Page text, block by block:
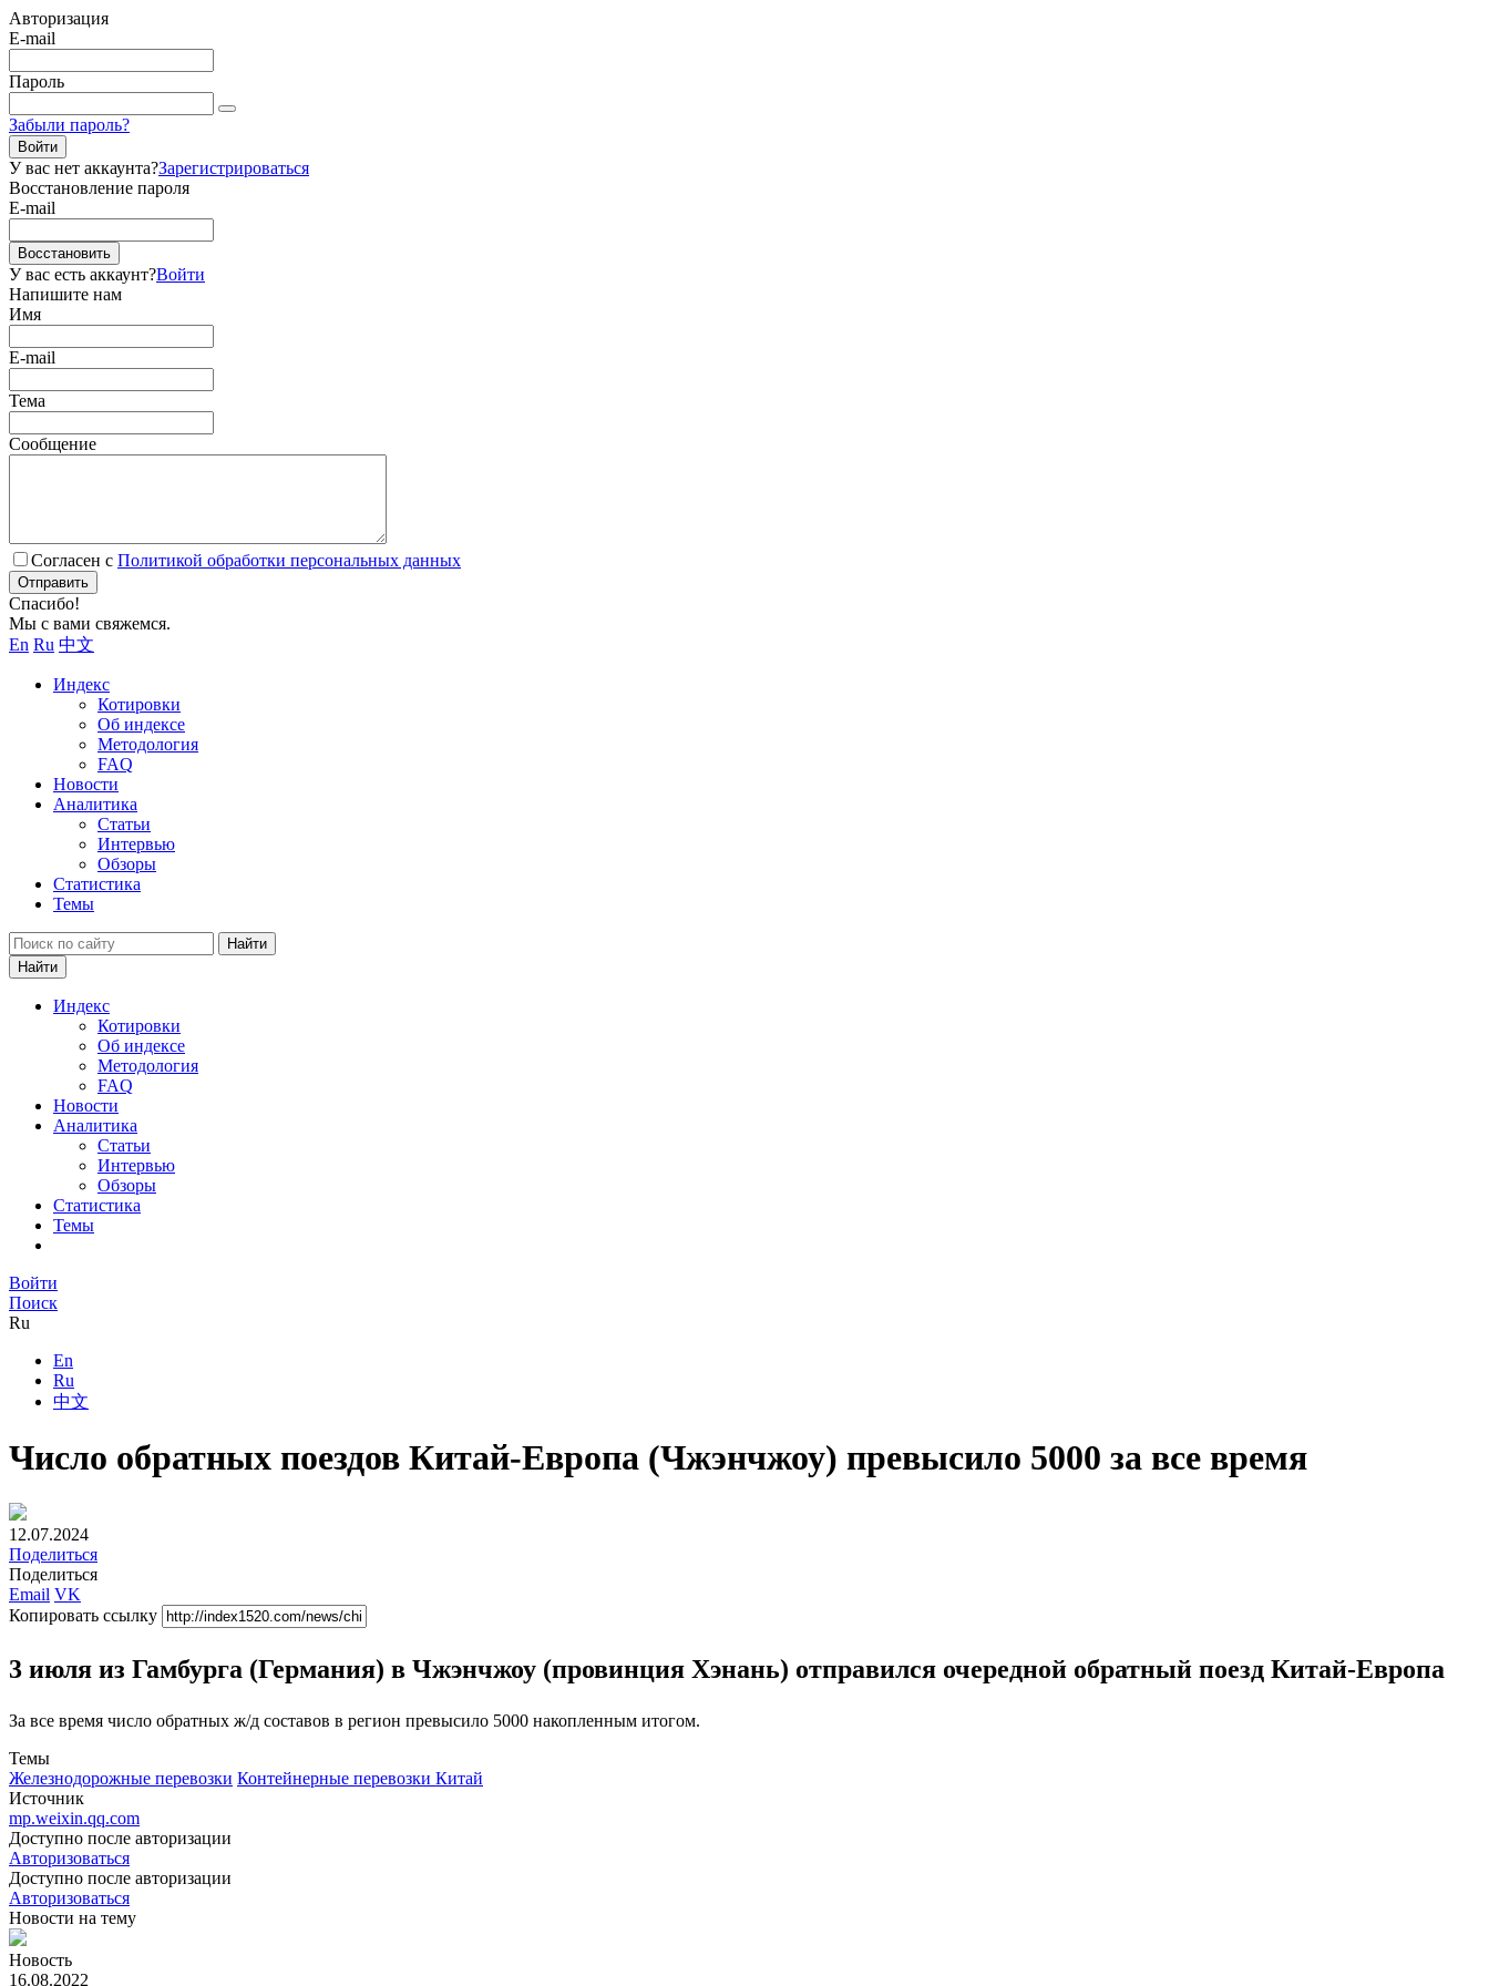
Авторизация
E-mail
Пароль
Забыли пароль?
Войти
У вас нет аккаунта?Зарегистрироваться
Восстановление пароля
E-mail
Восстановить
У вас есть аккаунт?Войти
Напишите нам
Имя
E-mail
Тема
Сообщение
Согласен с Политикой обработки персональных данных
Отправить
Спасибо!
Мы с вами свяжемся.
En Ru 中文
Индекс
Котировки
Об индексе
Методология
FAQ
Новости
Аналитика
Статьи
Интервью
Обзоры
Статистика
Темы
Найти
Найти
Индекс
Котировки
Об индексе
Методология
FAQ
Новости
Аналитика
Статьи
Интервью
Обзоры
Статистика
Темы
Войти
Поиск
Ru
En
Ru
中文
Число обратных поездов Китай-Европа (Чжэнчжоу) превысило 5000 за все время
12.07.2024
Поделиться
Поделиться
Email VK
Копировать ссылку
3 июля из Гамбурга (Германия) в Чжэнчжоу (провинция Хэнань) отправился очередной обратный поезд Китай-Европа
За все время число обратных ж/д составов в регион превысило 5000 накопленным итогом.
Темы
Железнодорожные перевозки Контейнерные перевозки Китай
Источник
mp.weixin.qq.com
Доступно после авторизации
Авторизоваться
Доступно после авторизации
Авторизоваться
Новости на тему
Новость
16.08.2022